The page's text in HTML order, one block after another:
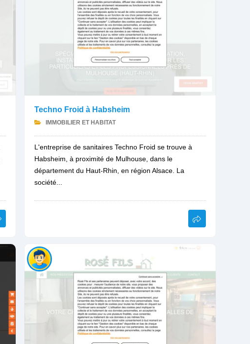
Techno Froid à Habsheim
IMMOBILIER ET HABITAT
L'entreprise de sanitaires Techno Froid se trouve à
Habsheim, à proximité de Mulhouse, dans le
département du Haut-Rhin, en région Alsace. La
société...